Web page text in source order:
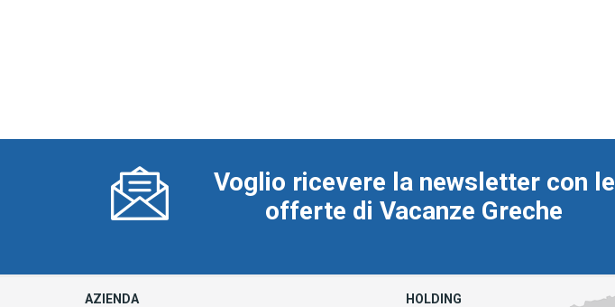
Voglio ricevere la newsletter con le
offerte di Vacanze Greche
AZIENDA HOLDING